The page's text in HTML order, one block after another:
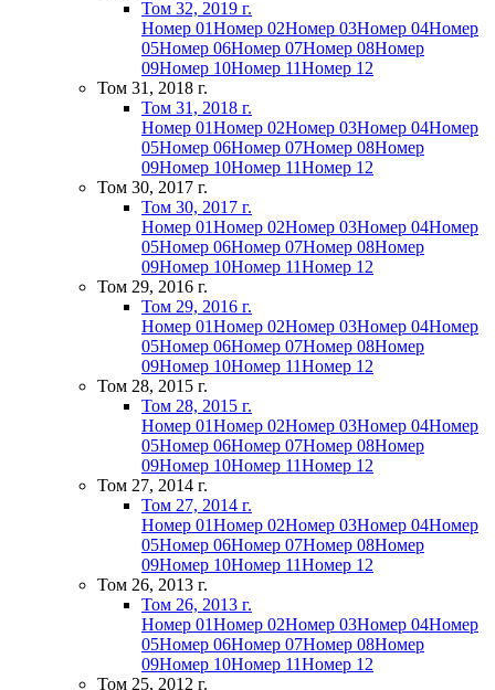
Том 32, 2019 г.
Номер 01Номер 02Номер 03Номер 04Номер
05Номер 06Номер 07Номер 08Номер
09Номер 10Номер 11Номер 12
Том 31, 2018 г.
Том 31, 2018 г.
Номер 01Номер 02Номер 03Номер 04Номер
05Номер 06Номер 07Номер 08Номер
09Номер 10Номер 11Номер 12
Том 30, 2017 г.
Том 30, 2017 г.
Номер 01Номер 02Номер 03Номер 04Номер
05Номер 06Номер 07Номер 08Номер
09Номер 10Номер 11Номер 12
Том 29, 2016 г.
Том 29, 2016 г.
Номер 01Номер 02Номер 03Номер 04Номер
05Номер 06Номер 07Номер 08Номер
09Номер 10Номер 11Номер 12
Том 28, 2015 г.
Том 28, 2015 г.
Номер 01Номер 02Номер 03Номер 04Номер
05Номер 06Номер 07Номер 08Номер
09Номер 10Номер 11Номер 12
Том 27, 2014 г.
Том 27, 2014 г.
Номер 01Номер 02Номер 03Номер 04Номер
05Номер 06Номер 07Номер 08Номер
09Номер 10Номер 11Номер 12
Том 26, 2013 г.
Том 26, 2013 г.
Номер 01Номер 02Номер 03Номер 04Номер
05Номер 06Номер 07Номер 08Номер
09Номер 10Номер 11Номер 12
Том 25, 2012 г.